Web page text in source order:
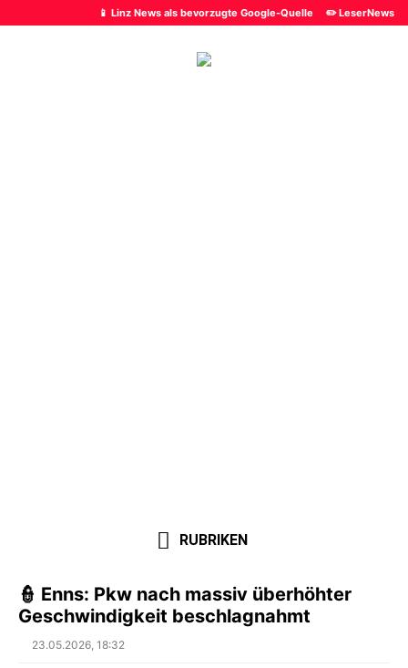
📱 Linz News als bevorzugte Google-Quelle ✏️ LeserNews
RUBRIKEN
👮 Enns: Pkw nach massiv überhöhter
Geschwindigkeit beschlagnahmt
Posted
23.05.2026, 18:32